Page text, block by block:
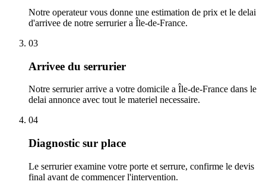
Notre operateur vous donne une estimation de prix et le delai
d'arrivee de notre serrurier a Île-de-France.
03
Arrivee du serrurier
Notre serrurier arrive a votre domicile a Île-de-France dans le
delai annonce avec tout le materiel necessaire.
04
Diagnostic sur place
Le serrurier examine votre porte et serrure, confirme le devis
final avant de commencer l'intervention.